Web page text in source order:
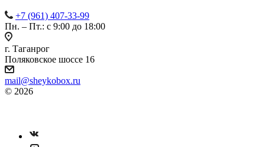
+7 (961) 407-33-99
Пн. – Пт.: с 9:00 до 18:00
г. Таганрог
Поляковское шоссе 16
mail@sheykobox.ru
© 2026